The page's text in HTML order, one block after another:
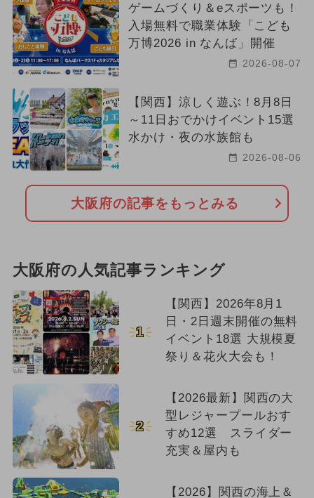
ゲームづくり＆eスポーツも！
入場無料で職業体験「こども
万博2026 in なんば」開催
2026-08-07
【関西】涼しく遊ぶ！8月8日
～11日おでかけイベント15選
水かけ・夜の水族館も
2026-08-06
大阪府の記事をもっとみる
大阪府の人気記事ランキング
1
【関西】2026年8月1
日・2日週末開催の無料
イベント18選 大規模夏
祭り＆花火大会も！
2
【2026最新】関西の大
型レジャープールおす
すめ12選 スライダー
充実＆屋内も
【2026】関西の海上＆